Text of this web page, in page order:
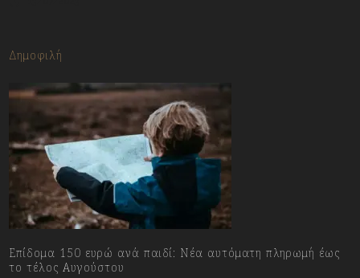
Δημοφιλή
Επίδομα 150 ευρώ ανά παιδί: Νέα αυτόματη πληρωμή έως
το τέλος Αυγούστου